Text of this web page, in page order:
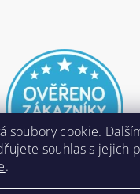
soubory cookie.
souhlas s jejich
.